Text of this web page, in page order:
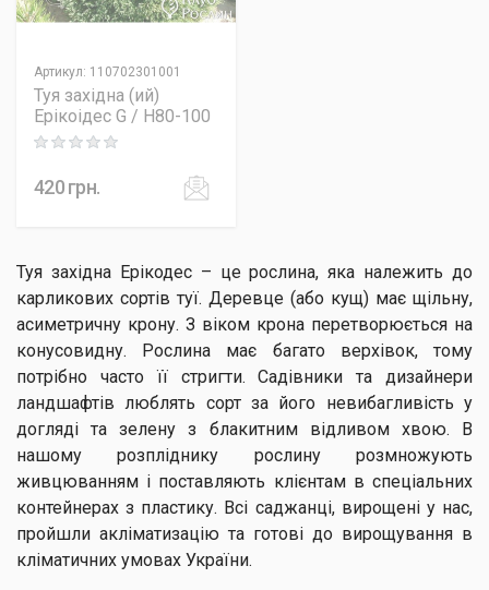
Артикул: 110702301001
Туя західна (ий)
Ерікоідес G / H80-100
Rating: 0 out of 5
420грн.
Туя західна Ерікодес – це рослина, яка належить до
карликових сортів туї. Деревце (або кущ) має щільну,
асиметричну крону. З віком крона перетворюється на
конусовидну. Рослина має багато верхівок, тому
потрібно часто її стригти. Садівники та дизайнери
ландшафтів люблять сорт за його невибагливість у
догляді та зелену з блакитним відливом хвою. В
нашому розпліднику рослину розмножують
живцюванням і поставляють клієнтам в спеціальних
контейнерах з пластику. Всі саджанці, вирощені у нас,
пройшли акліматизацію та готові до вирощування в
кліматичних умовах України.